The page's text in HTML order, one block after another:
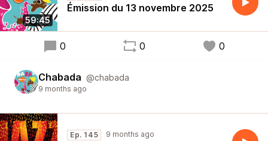
59:45
Émission du 13 novembre 2025
0 0 0
Chabada @chabada
9 months ago
Ep. 145 9 months ago